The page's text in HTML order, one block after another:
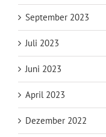
September 2023
Juli 2023
Juni 2023
April 2023
Dezember 2022